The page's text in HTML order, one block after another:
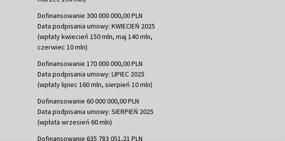
Dofinansowanie 300 000 000,00 PLN
Data podpisania umowy: KWIECIEŃ 2025
(wpłaty kwiecień 150 mln, maj 140 mln,
czerwiec 10 mln)
Dofinansowanie 170 000 000,00 PLN
Data podpisania umowy: LIPIEC 2025
(wpłaty lipiec 160 mln, sierpień 10 mln)
Dofinansowanie 60 000 000,00 PLN
Data podpisania umowy: SIERPIEŃ 2025
(wpłata wrzesień 60 mln)
Dofinansowanie 635 783 051,21 PLN